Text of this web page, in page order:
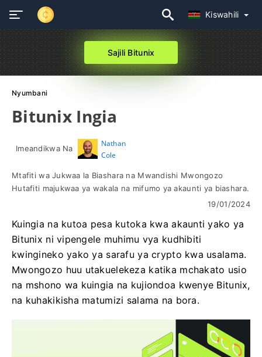
Kiswahili
Sajili Bitunix
Nyumbani
Bitunix Ingia
Imeandikwa Na
Nathan
Cole
Mtafiti wa Jukwaa la Biashara na Mwandishi Mwongozo
Hutafiti majukwaa ya wakala na mifumo ya akaunti ya biashara.
19/01/2024
Kuingia na kutoa pesa kutoka kwa akaunti yako ya
Bitunix ni vipengele muhimu vya kudhibiti
kwingineko yako ya sarafu ya crypto kwa usalama.
Mwongozo huu utakuelekeza katika mchakato usio
na mshono wa kuingia na kujiondoa kwenye Bitunix,
na kuhakikisha matumizi salama na bora.